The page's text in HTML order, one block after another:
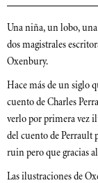
Una niña, un lobo,
dos magistrales
Oxenbury.
Hace más de un siglo
cuento de Charles
verlo por primera vez
del cuento de Perrault
ruin pero que gracias
Las ilustraciones de